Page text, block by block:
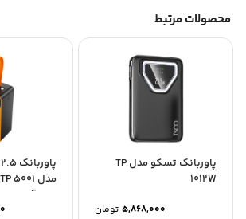
محصولات مرتبط
پاوربانک تسکو مدل TP
1012W
تومان
میلی‌آمپرساعت